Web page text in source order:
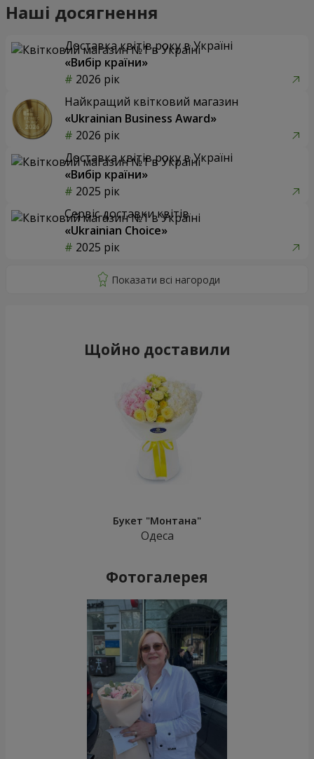
Наші досягнення
Доставка квітів року в Україні
«Вибір країни»
2026 рік
Найкращий квітковий магазин
«Ukrainian Business Award»
2026 рік
Доставка квітів року в Україні
«Вибір країни»
2025 рік
Сервіс доставки квітів
«Ukrainian Choice»
2025 рік
Щойно доставили
Букет "Монтана"
Одеса
Фотогалерея